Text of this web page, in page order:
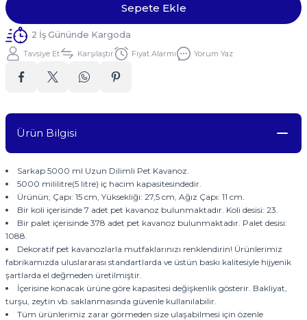
Sepete Ekle
2 İş Gününde Kargoda
Tavsiye Et Karşılaştır Fiyat Alarmı Yorum Yaz
Ürün Bilgisi
Sarkap 5000 ml Uzun Dilimli Pet Kavanoz.
5000 mililitre(5 litre) iç hacim kapasitesindedir.
Ürünün; Çapı: 15 cm, Yüksekliği: 27,5 cm, Ağız Çapı: 11 cm.
Bir koli içerisinde 7 adet pet kavanoz bulunmaktadır. Koli desisi: 23.
Bir palet içerisinde 378 adet pet kavanoz bulunmaktadır. Palet desisi:
1088.
Dekoratif pet kavanozlarla mutfaklarınızı renklendirin! Ürünlerimiz
fabrikamızda uluslararası standartlarda ve üstün baskı kalitesiyle hijyenik
şartlarda el değmeden üretilmiştir.
İçerisine konacak ürüne göre kapasitesi değişkenlik gösterir. Bakliyat,
turşu, zeytin vb. saklanmasında güvenle kullanılabilir.
Tüm ürünlerimiz zarar görmeden size ulaşabilmesi için özenle